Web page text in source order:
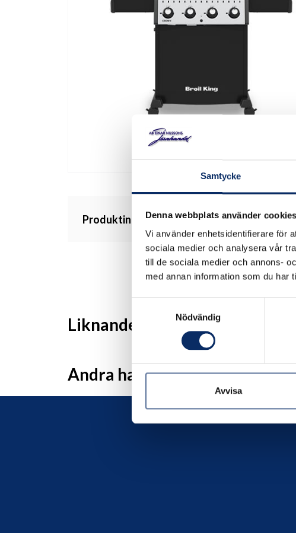
Samtycke
Denna webbplats använder cookies
Vi använder enhetsidentifierare för
sociala medier och analysera vår
till de sociala medier och annons-
med annan information som du har
Nödvändig
Avvisa
Produktinformation
Liknande produkter
Andra har även tittat på